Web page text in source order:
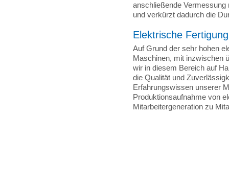
anschließende Vermessung
und verkürzt dadurch die
Elektrische Fertigung
Auf Grund der sehr hohen
Maschinen, mit inzwischen
wir in diesem Bereich auf
die Qualität und
Erfahrungswissen unserer
Produktionsaufnahme von
Mitarbeitergeneration zu